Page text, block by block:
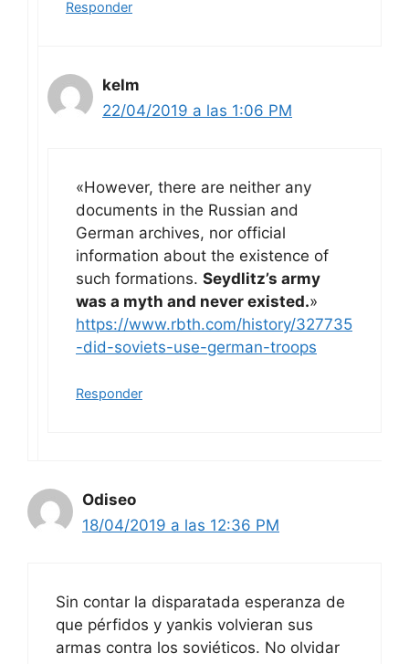
Responder
kelm
22/04/2019 a las 1:06 PM
«However, there are neither any
documents in the Russian and
German archives, nor official
information about the existence of
such formations. Seydlitz’s army
was a myth and never existed.»
https://www.rbth.com/history/327735
-did-soviets-use-german-troops
Responder
Odiseo
18/04/2019 a las 12:36 PM
Sin contar la disparatada esperanza de
que pérfidos y yankis volvieran sus
armas contra los soviéticos. No olvidar